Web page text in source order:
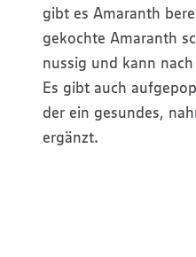
gibt es Amaranth
gekochte Amaranth
nussig und kann
Es gibt auch
der ein gesundes,
ergänzt.